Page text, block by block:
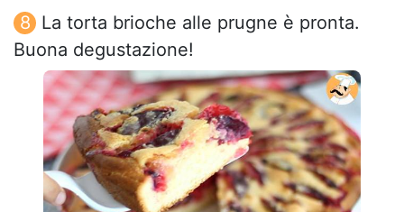
La torta brioche alle prugne è pronta.
Buona degustazione!